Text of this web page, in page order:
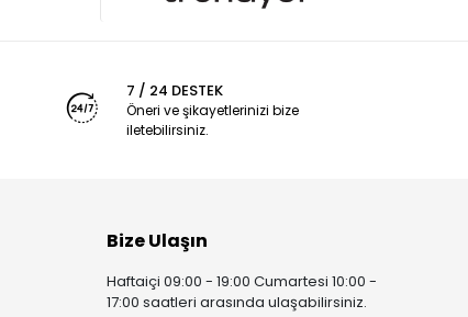
7 / 24 DESTEK
Öneri ve şikayetlerinizi bize
iletebilirsiniz.
Bize Ulaşın
Haftaiçi 09:00 - 19:00 Cumartesi 10:00 -
17:00 saatleri arasında ulaşabilirsiniz.